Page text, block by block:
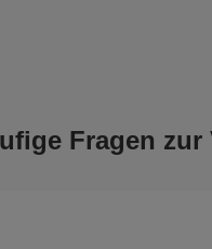
Fragen zur